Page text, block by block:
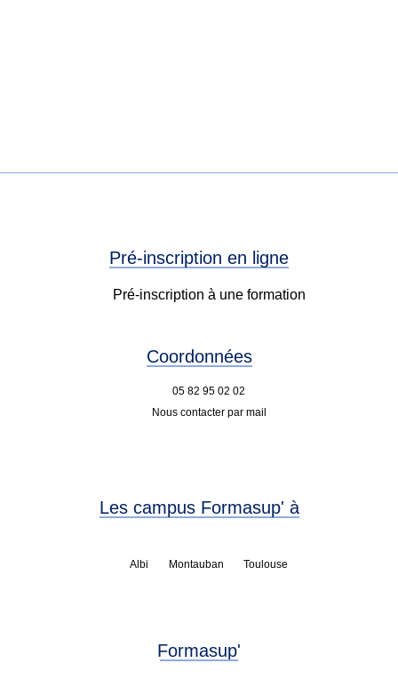
Formasup'
Pré-inscription en ligne
Pré-inscription à une formation
Coordonnées
05 82 95 02 02
Nous contacter par mail
Les campus Formasup' à
Albi Montauban Toulouse